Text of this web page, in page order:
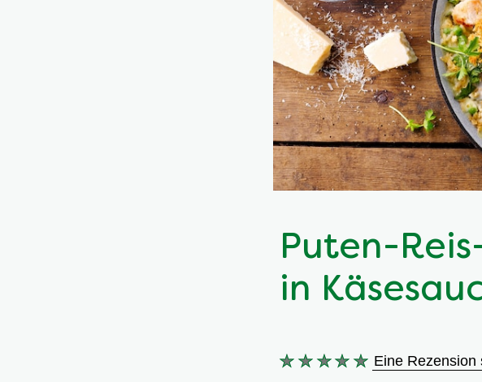
Puten-
in
Keine
Eine Rezension